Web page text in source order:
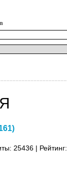
)
25436 Рейтинг: